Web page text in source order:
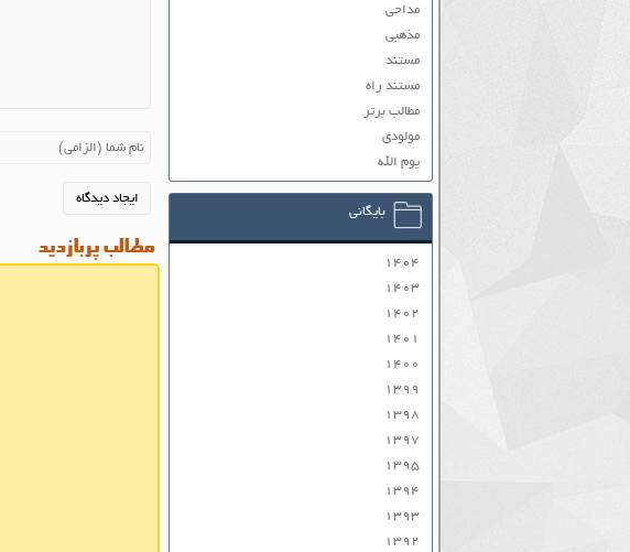
مطالب پربازدید
مداحی
مذهبی
مستند
مستند راه
مطالب برتر
مولودی
یوم الله
بایگانی
۱۴۰۴
۱۴۰۳
۱۴۰۲
۱۴۰۱
۱۴۰۰
۱۳۹۹
۱۳۹۸
۱۳۹۷
۱۳۹۵
۱۳۹۴
۱۳۹۳
۱۳۹۲